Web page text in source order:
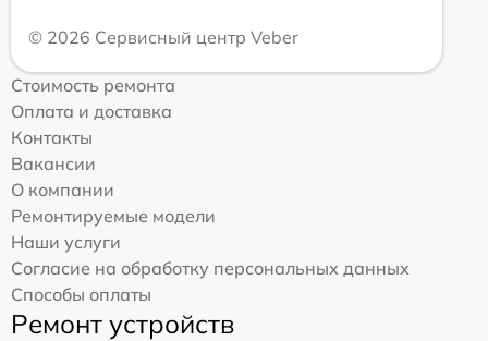
© 2026 Сервисный центр Veber
Стоимость ремонта
Оплата и доставка
Контакты
Вакансии
О компании
Ремонтируемые модели
Наши услуги
Согласие на обработку персональных данных
Способы оплаты
Ремонт устройств